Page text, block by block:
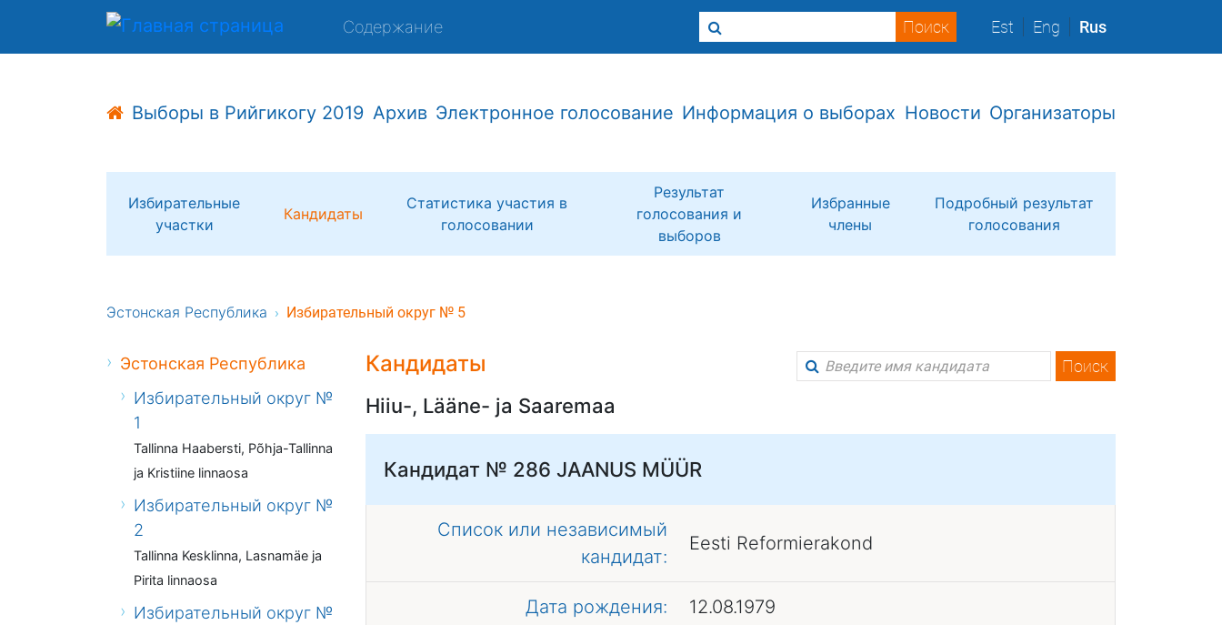
Содержание Est Eng Rus
Выборы в Рийгикогу 2019 Архив Электронное голосование Информация о выборах Новости Организаторы
Избирательные
участки
Кандидаты
Статистика участия в
голосовании
Результат
голосования и
выборов
Избранные
члены
Подробный результат
голосования
Эстонская Республика Избирательный округ № 5
Эстонская Республика
Избирательный округ №
1
Tallinna Haabersti, Põhja-Tallinna
ja Kristiine linnaosa
Избирательный округ №
2
Tallinna Kesklinna, Lasnamäe ja
Pirita linnaosa
Избирательный округ №
Кандидаты Поиск
Hiiu-, Lääne- ja Saaremaa
Кандидат № 286 JAANUS MÜÜR
Список или независимый
кандидат:
Eesti Reformierakond
Дата рождения: 12.08.1979